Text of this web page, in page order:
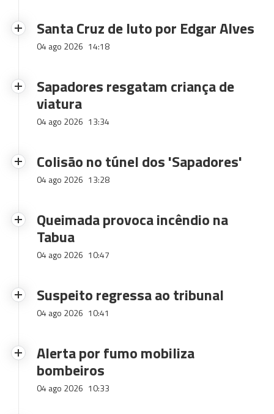
Santa Cruz de luto por Edgar Alves
04 ago 2026 14:18
Sapadores resgatam criança de
viatura
04 ago 2026 13:34
Colisão no túnel dos 'Sapadores'
04 ago 2026 13:28
Queimada provoca incêndio na
Tabua
04 ago 2026 10:47
Suspeito regressa ao tribunal
04 ago 2026 10:41
Alerta por fumo mobiliza
bombeiros
04 ago 2026 10:33